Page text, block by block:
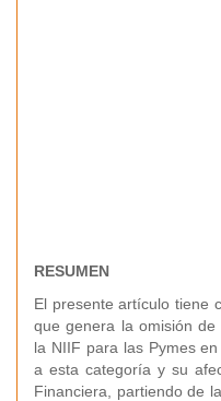
RESUMEN
El presente artículo tiene
que genera la omisión
la NIIF para las Pymes
a esta categoría y su
Financiera, partiendo de